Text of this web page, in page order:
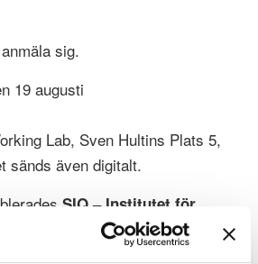
sig.
19 augusti
Lab, Sven Hultins Plats 5,
sänds även digitalt.
SIQ – Institutet för
och svenska företag byggde
med TQM, Lean och olika